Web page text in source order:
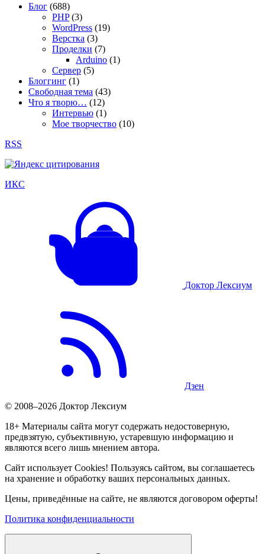
Блог (688)
PHP(3)
WordPress (19)
Верстка (3)
Проделки (7)
Arduino (1)
Сервер (5)
Блоггинг (1)
Свободная тема (43)
Что я творю… (12)
Интервью (1)
Мое творчество (10)
RSS
ИКС
Доктор Лексиум
Дзен
© 2008–2026 Доктор Лексиум
18+ Материалы сайта могут содержать недостоверную,
предвзятую, субъективную, устаревшую информацию и
являются всего лишь мнением автора.
Сайт использует Cookies! Пользуясь сайтом, вы соглашаетесь
на хранение и обработку ваших персональных данных.
Цены, приведённые на сайте, не являются договором оферты!
Политика конфиденциальности